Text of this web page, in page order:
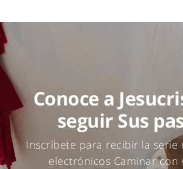
Conoce a
seguir Sus
Inscríbete para recibir la serie
electrónicos Caminar con